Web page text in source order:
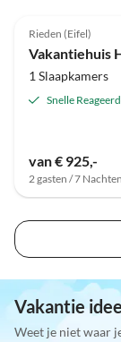
Rieden (Eifel)
Vakantiehuis
1 Slaapkamers
Snelle
van € 925,-
2 gasten / 7 Nachten
Vakantie
Weet je niet waar